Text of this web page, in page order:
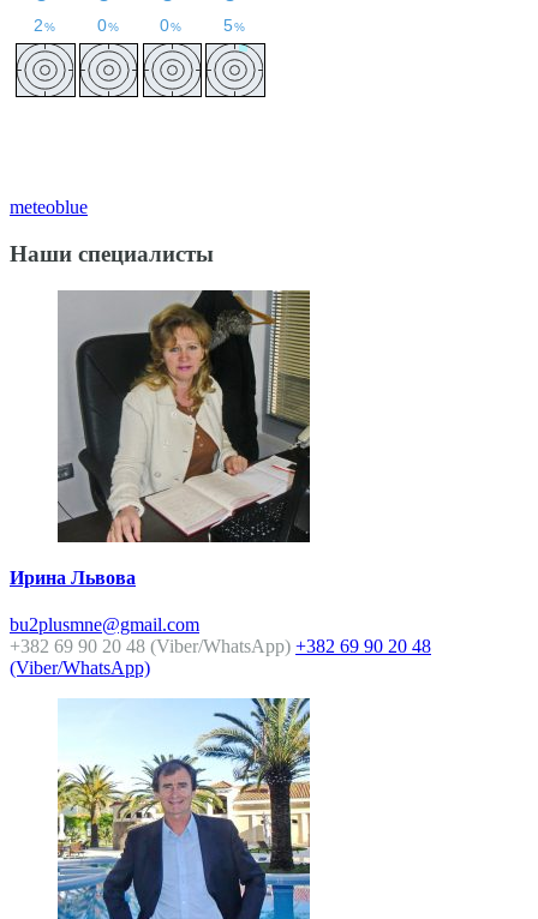
meteoblue
Наши специалисты
Ирина Львова
bu2plusmne@gmail.com
+382 69 90 20 48 (Viber/WhatsApp) +382 69 90 20 48
(Viber/WhatsApp)